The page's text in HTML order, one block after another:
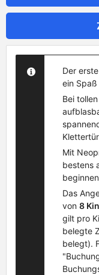
Der
ein
Bei
Mit
bestens
Das
von 8
gilt pro
belegte
belegt).